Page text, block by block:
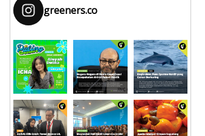
greeners.co